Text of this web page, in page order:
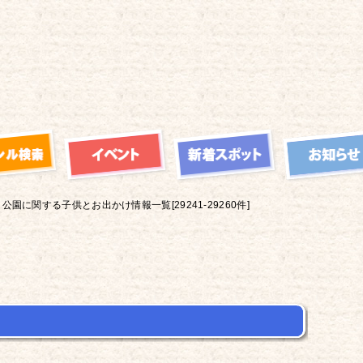
公園に関する子供とお出かけ情報一覧[29241-29260件]